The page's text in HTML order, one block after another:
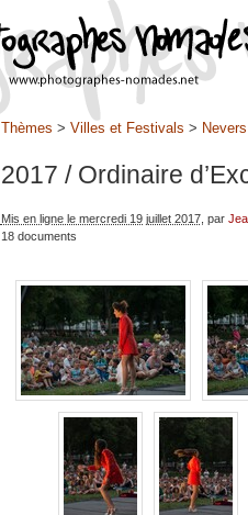
Thèmes > Villes et Festivals >
2017 / Ordinaire
Mis en ligne le mercredi 19 juillet 2017, par
18 documents